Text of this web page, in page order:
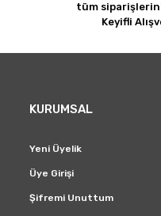
tüm
Keyifli
KURUMSAL
Yeni Üyelik
Üye Girişi
Şifremi Unuttum